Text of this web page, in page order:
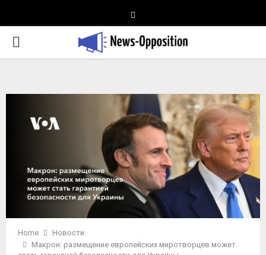
PRIMARY
Home
Новости
Макрон: размещение европейских миротворцев может